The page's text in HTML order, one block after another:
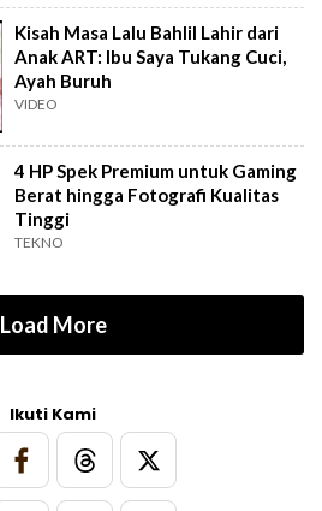
Kisah Masa Lalu Bahlil Lahir dari
Anak ART: Ibu Saya Tukang Cuci,
Ayah Buruh
VIDEO
4 HP Spek Premium untuk Gaming
Berat hingga Fotografi Kualitas
Tinggi
TEKNO
Load More
Ikuti Kami